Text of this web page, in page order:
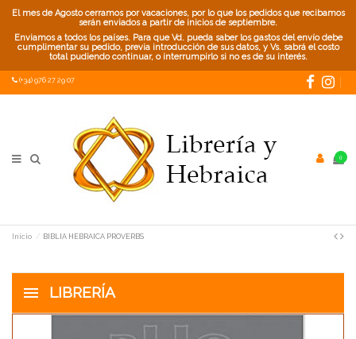
El mes de Agosto cerramos por vacaciones, por lo que los pedidos que recibamos
serán enviados a partir de inicios de septiembre.
Enviamos a todos los países. Para que Vd. pueda saber los gastos del envío debe
cumplimentar su pedido, previa introducción de sus datos, y Vs. sabrá el costo
total pudiendo continuar, o interrumpirlo si no es de su interés.
(+34) 976 27 29 07
0
Inicio BIBLIA HEBRAICA PROVERBS
LIBRERÍA